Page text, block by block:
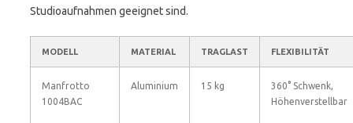
Studioaufnahmen geeignet sind.
MODELL MATERIAL TRAGLAST FLEXIBILITÄT
Manfrotto
1004BAC
Aluminium 15 kg
360° Schwenk,
Höhenverstellbar